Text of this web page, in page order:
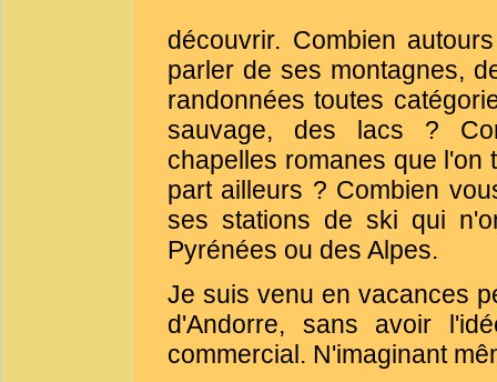
découvrir. Combien
parler de ses montagnes,
randonnées toutes
sauvage, des lacs ?
chapelles romanes que l'on
part ailleurs ? Combien
ses stations de ski qui
Pyrénées ou des Alpes.
Je suis venu en vacances
d'Andorre, sans avoir
commercial. N'imaginant